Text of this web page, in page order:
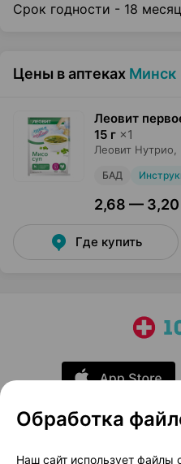
Срок годности - 18
Цены в аптеках Минск
Леовит
15 г ×1
Леовит Нутрио
БАД
2,68 — 3,20
Где купить
О проекте
Обработка
Наш сайт использует файлы